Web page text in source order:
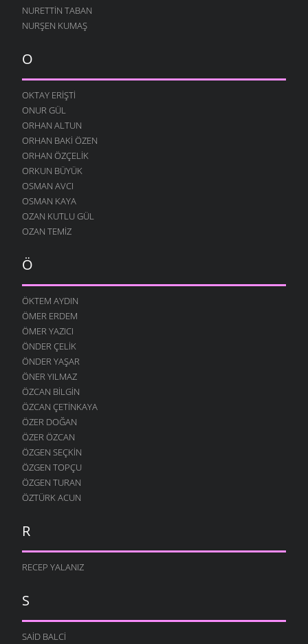
YAĞMURLU ŞIIR
10 AĞUSTOS 2004
10 AĞUSTOS 2004
YENIDEN
10 AĞUSTOS 2004
DILFEZ
24 TEMMUZ 2004
NURETTIN TABAN
NURŞEN KUMAŞ
O
OKTAY ERIŞTI
ONUR GÜL
ORHAN ALTUN
ORHAN BAKI ÖZEN
ORHAN ÖZÇELIK
ORKUN BÜYÜK
OSMAN AVCI
OSMAN KAYA
OZAN KUTLU GÜL
OZAN TEMIZ
Ö
ÖKTEM AYDIN
ÖMER ERDEM
ÖMER YAZICI
ÖNDER ÇELIK
ÖNDER YAŞAR
ÖNER YILMAZ
ÖZCAN BILGIN
ÖZCAN ÇETINKAYA
ÖZER DOĞAN
ÖZER ÖZCAN
ÖZGEN SEÇKIN
ÖZGEN TOPÇU
ÖZGEN TURAN
ÖZTÜRK ACUN
R
RECEP YALANIZ
S
SAID BALCI